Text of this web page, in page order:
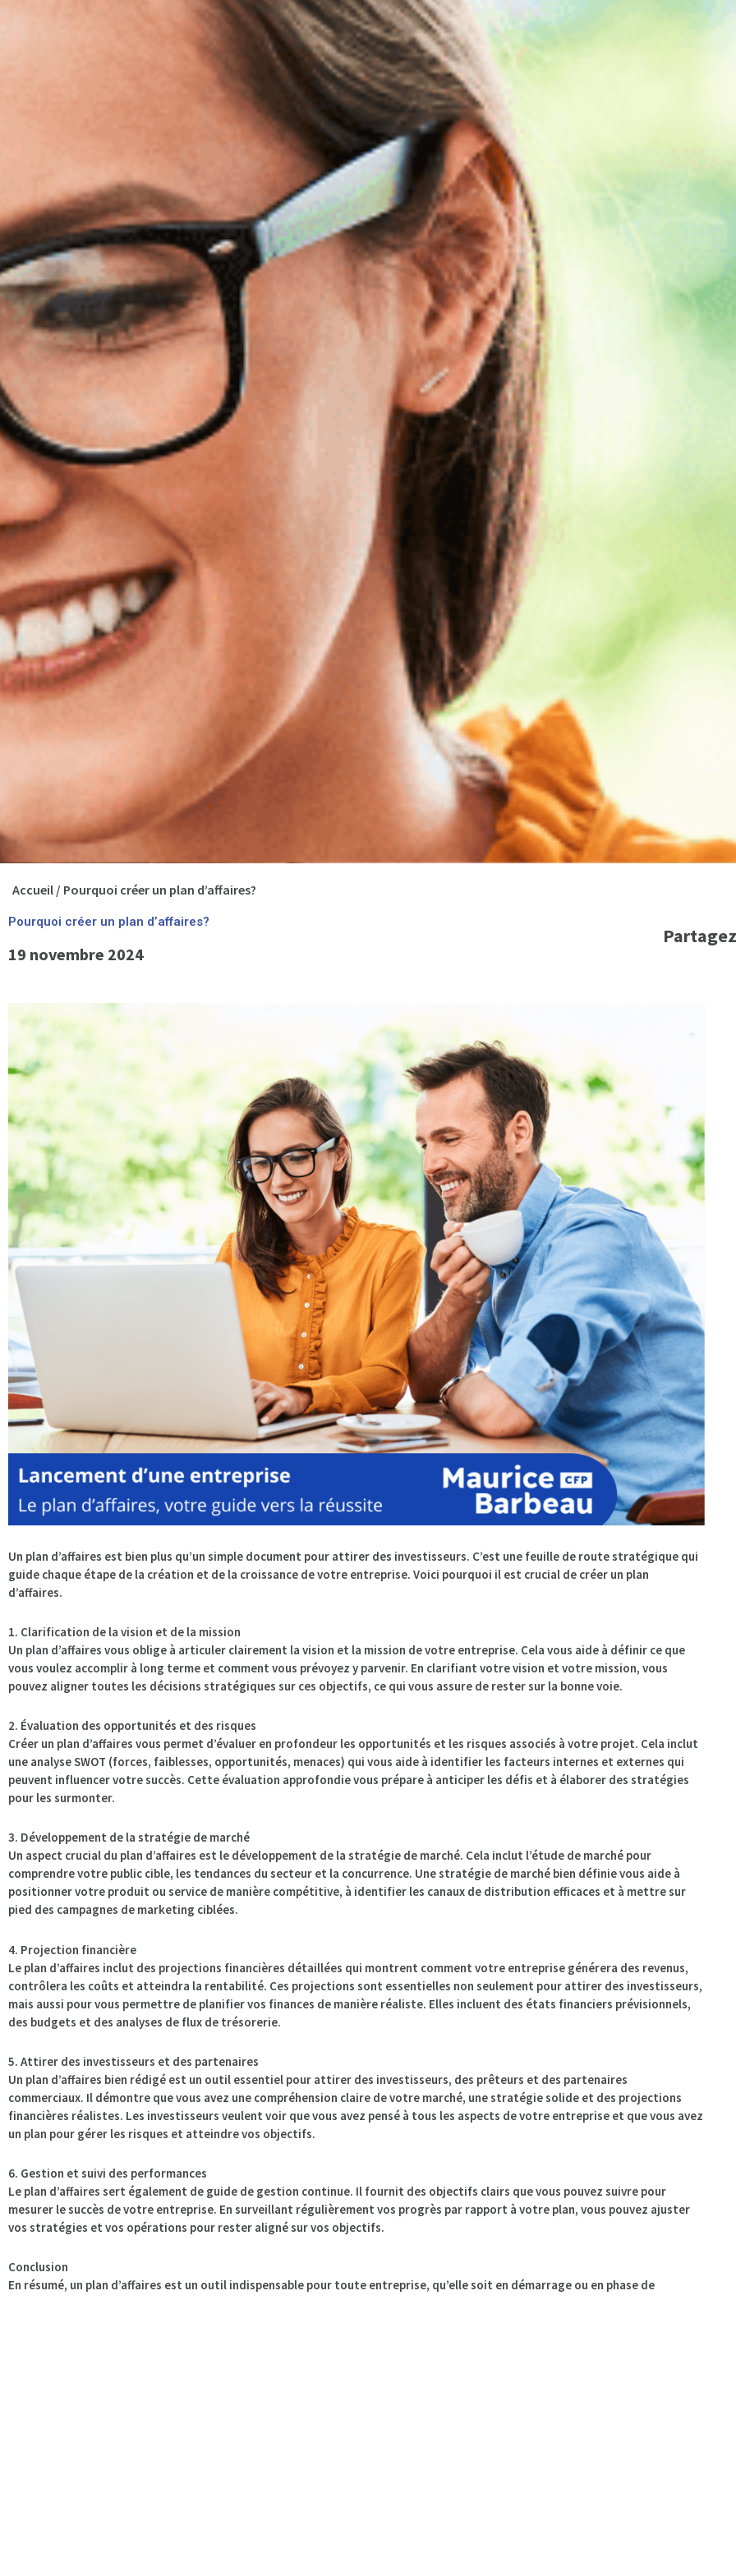
Accueil / Pourquoi créer un plan d’affaires?
Pourquoi créer un plan d’affaires?
19 novembre 2024
Un plan d’affaires est bien plus qu’un simple document pour attirer des investisseurs. C’est une feuille de route stratégique qui
guide chaque étape de la création et de la croissance de votre entreprise. Voici pourquoi il est crucial de créer un plan
d’affaires.
1. Clarification de la vision et de la mission
Un plan d’affaires vous oblige à articuler clairement la vision et la mission de votre entreprise. Cela vous aide à définir ce que
vous voulez accomplir à long terme et comment vous prévoyez y parvenir. En clarifiant votre vision et votre mission, vous
pouvez aligner toutes les décisions stratégiques sur ces objectifs, ce qui vous assure de rester sur la bonne voie.
2. Évaluation des opportunités et des risques
Créer un plan d’affaires vous permet d’évaluer en profondeur les opportunités et les risques associés à votre projet. Cela inclut
une analyse SWOT (forces, faiblesses, opportunités, menaces) qui vous aide à identifier les facteurs internes et externes qui
peuvent influencer votre succès. Cette évaluation approfondie vous prépare à anticiper les défis et à élaborer des stratégies
pour les surmonter.
3. Développement de la stratégie de marché
Un aspect crucial du plan d’affaires est le développement de la stratégie de marché. Cela inclut l’étude de marché pour
comprendre votre public cible, les tendances du secteur et la concurrence. Une stratégie de marché bien définie vous aide à
positionner votre produit ou service de manière compétitive, à identifier les canaux de distribution efficaces et à mettre sur
pied des campagnes de marketing ciblées.
4. Projection financière
Le plan d’affaires inclut des projections financières détaillées qui montrent comment votre entreprise générera des revenus,
contrôlera les coûts et atteindra la rentabilité. Ces projections sont essentielles non seulement pour attirer des investisseurs,
mais aussi pour vous permettre de planifier vos finances de manière réaliste. Elles incluent des états financiers prévisionnels,
des budgets et des analyses de flux de trésorerie.
5. Attirer des investisseurs et des partenaires
Un plan d’affaires bien rédigé est un outil essentiel pour attirer des investisseurs, des prêteurs et des partenaires
commerciaux. Il démontre que vous avez une compréhension claire de votre marché, une stratégie solide et des projections
financières réalistes. Les investisseurs veulent voir que vous avez pensé à tous les aspects de votre entreprise et que vous avez
un plan pour gérer les risques et atteindre vos objectifs.
6. Gestion et suivi des performances
Le plan d’affaires sert également de guide de gestion continue. Il fournit des objectifs clairs que vous pouvez suivre pour
mesurer le succès de votre entreprise. En surveillant régulièrement vos progrès par rapport à votre plan, vous pouvez ajuster
vos stratégies et vos opérations pour rester aligné sur vos objectifs.
Conclusion
En résumé, un plan d’affaires est un outil indispensable pour toute entreprise, qu’elle soit en démarrage ou en phase de